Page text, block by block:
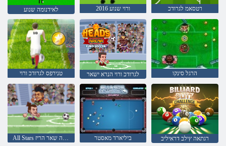
לאידנומה שנוע 2016 ורוי שנוע רטסאמ לגרודכ
טנירפס לגרודכ ורוי לגרודכ ורוי הנרא ישאר הרגל סינקו
All Stars לגרודכה שאר הריז ביליארד מאסטר רגתאה ץילב דראיליב